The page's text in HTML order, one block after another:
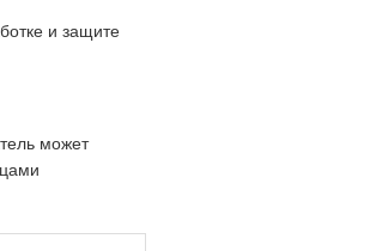
и защите
может